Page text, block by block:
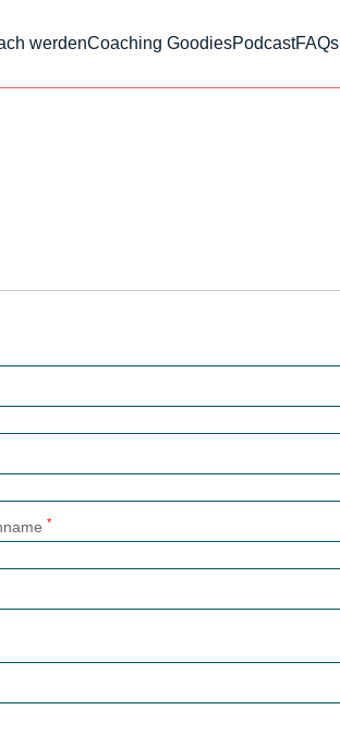
werdenCoaching GoodiesPodcastFAQs
*